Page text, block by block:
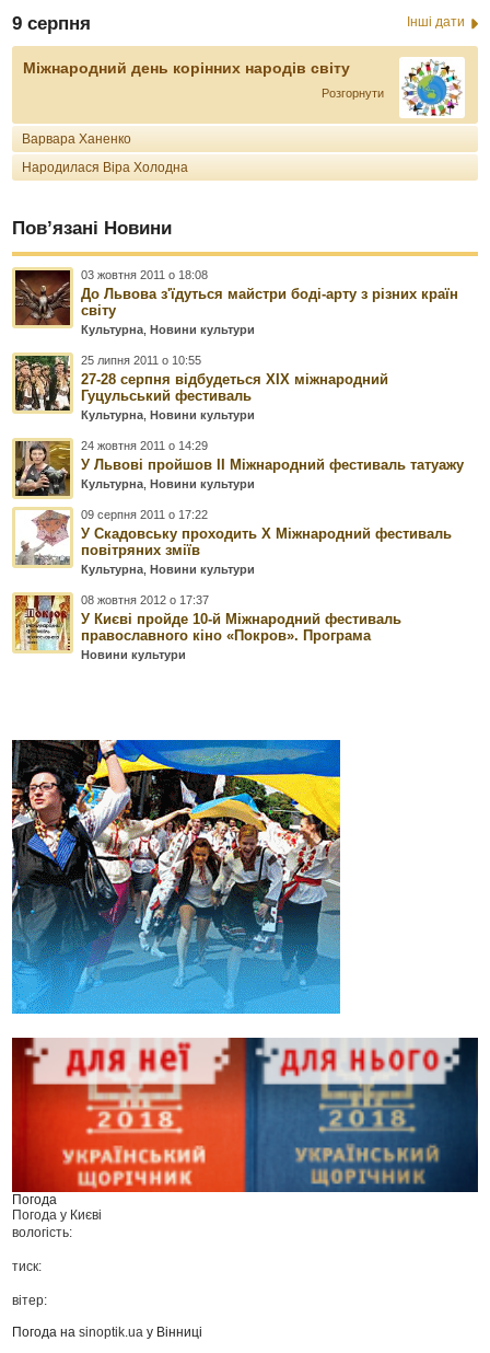
9 серпня Інші дати
Міжнародний день корінних народів світу
Розгорнути
Варвара Ханенко
Народилася Віра Холодна
Пов’язані Новини
03 жовтня 2011 о 18:08
До Львова з'їдуться майстри боді-арту з різних країн
світу
Культурна ,Новини культури
25 липня 2011 о 10:55
27-28 серпня відбудеться XIX міжнародний
Гуцульський фестиваль
Культурна ,Новини культури
24 жовтня 2011 о 14:29
У Львові пройшов ІІ Міжнародний фестиваль татуажу
Культурна ,Новини культури
09 серпня 2011 о 17:22
У Скадовську проходить Х Міжнародний фестиваль
повітряних зміїв
Культурна ,Новини культури
08 жовтня 2012 о 17:37
У Києві пройде 10-й Міжнародний фестиваль
православного кіно «Покров». Програма
Новини культури
Погода
Погода у Києві
вологість:
тиск:
вітер:
Погода наsinoptik.ua у Вінниці